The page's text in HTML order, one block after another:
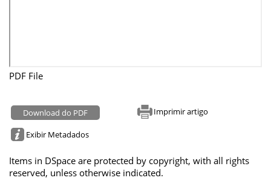
PDF File
Download do PDF Imprimir artigo
Exibir Metadados
Items in DSpace are protected by copyright, with all rights
reserved, unless otherwise indicated.